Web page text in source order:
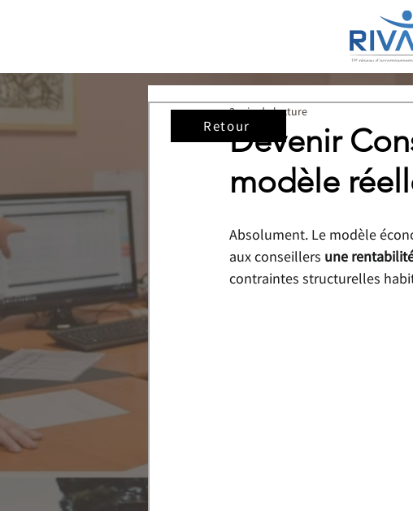
Devenir
modèle
3 min de lecture
Absolument. Le modèle
aux conseillers une
contraintes structurelles
Retour